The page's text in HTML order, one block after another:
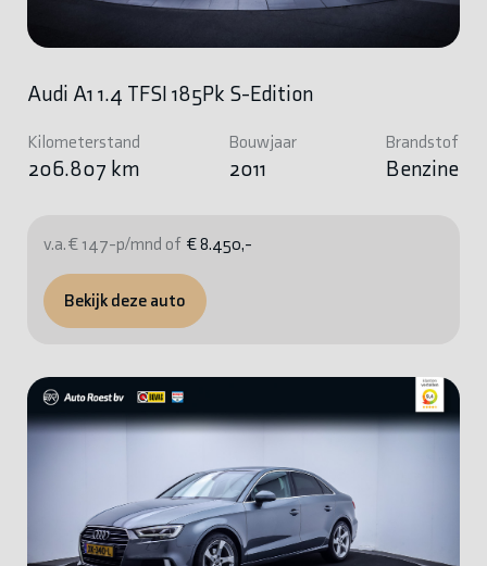
Audi A1 1.4 TFSI 185Pk S-Edition
Kilometerstand
206.807 km
Bouwjaar
2011
Brandstof
Benzine
v.a. € 147-p/mnd of € 8.450,-
Bekijk deze auto